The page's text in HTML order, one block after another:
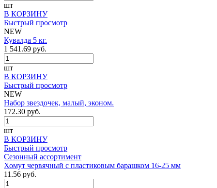
шт
В КОРЗИНУ
Быстрый просмотр
NEW
Кувалда 5 кг.
1 541.69 руб.
шт
В КОРЗИНУ
Быстрый просмотр
NEW
Набор звездочек, малый, эконом.
172.30 руб.
шт
В КОРЗИНУ
Быстрый просмотр
Сезонный ассортимент
Хомут червячный с пластиковым барашком 16-25 мм
11.56 руб.